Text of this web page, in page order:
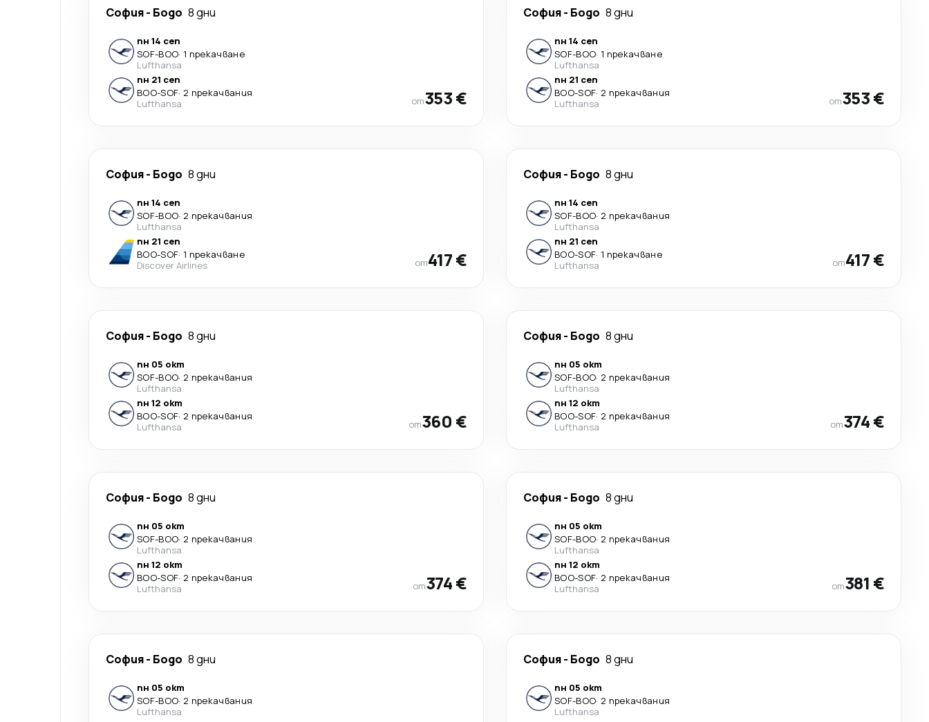
София- Бодо 8 дни
пн 14 сеп
SOF-BOO· 1 прекачване
Lufthansa
пн 21 сеп
BOO-SOF· 2 прекачвания
Lufthansa
от353 €
София- Бодо 8 дни
пн 14 сеп
SOF-BOO· 1 прекачване
Lufthansa
пн 21 сеп
BOO-SOF· 2 прекачвания
Lufthansa
от353 €
София- Бодо 8 дни
пн 14 сеп
SOF-BOO· 2 прекачвания
Lufthansa
пн 21 сеп
BOO-SOF· 1 прекачване
Discover Airlines
от417 €
София- Бодо 8 дни
пн 14 сеп
SOF-BOO· 2 прекачвания
Lufthansa
пн 21 сеп
BOO-SOF· 1 прекачване
Lufthansa
от417 €
София- Бодо 8 дни
пн 05 окт
SOF-BOO· 2 прекачвания
Lufthansa
пн 12 окт
BOO-SOF· 2 прекачвания
Lufthansa
от360 €
София- Бодо 8 дни
пн 05 окт
SOF-BOO· 2 прекачвания
Lufthansa
пн 12 окт
BOO-SOF· 2 прекачвания
Lufthansa
от374 €
София- Бодо 8 дни
пн 05 окт
SOF-BOO· 2 прекачвания
Lufthansa
пн 12 окт
BOO-SOF· 2 прекачвания
Lufthansa
от374 €
София- Бодо 8 дни
пн 05 окт
SOF-BOO· 2 прекачвания
Lufthansa
пн 12 окт
BOO-SOF· 2 прекачвания
Lufthansa
от381 €
София- Бодо 8 дни
пн 05 окт
SOF-BOO· 2 прекачвания
Lufthansa
София- Бодо 8 дни
пн 05 окт
SOF-BOO· 2 прекачвания
Lufthansa